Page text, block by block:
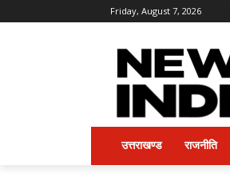
Friday, August 7, 2026
उत्तराखण्ड राजनीति